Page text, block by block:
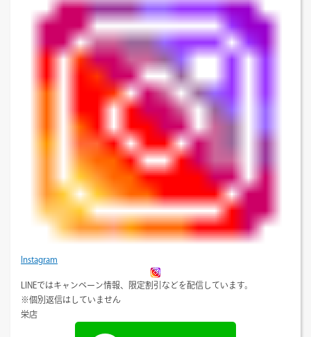
Instagram
LINEではキャンペーン情報、限定割引などを配信しています。
※個別返信はしていません
栄店